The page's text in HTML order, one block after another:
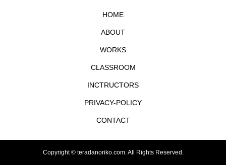
HOME
ABOUT
WORKS
CLASSROOM
INCTRUCTORS
PRIVACY-POLICY
CONTACT
Copyright ©teradanoriko.com. All Rights Reserved.